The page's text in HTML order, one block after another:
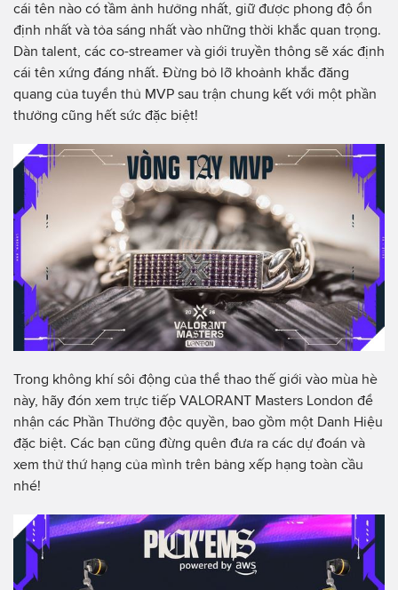
cái tên nào có tầm ảnh hưởng nhất, giữ được phong độ ổn
định nhất và tỏa sáng nhất vào những thời khắc quan trọng.
Dàn talent, các co-streamer và giới truyền thông sẽ xác định
cái tên xứng đáng nhất. Đừng bỏ lỡ khoảnh khắc đăng
quang của tuyển thủ MVP sau trận chung kết với một phần
thưởng cũng hết sức đặc biệt!
Trong không khí sôi động của thể thao thế giới vào mùa hè
này, hãy đón xem trực tiếp VALORANT Masters London để
nhận các Phần Thưởng độc quyền, bao gồm một Danh Hiệu
đặc biệt. Các bạn cũng đừng quên đưa ra các dự đoán và
xem thử thứ hạng của mình trên bảng xếp hạng toàn cầu
nhé!